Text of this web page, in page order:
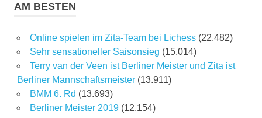
AM BESTEN
Online spielen im Zita-Team bei Lichess (22.482)
Sehr sensationeller Saisonsieg (15.014)
Terry van der Veen ist Berliner Meister und Zita ist
Berliner Mannschaftsmeister (13.911)
BMM 6. Rd (13.693)
Berliner Meister 2019 (12.154)